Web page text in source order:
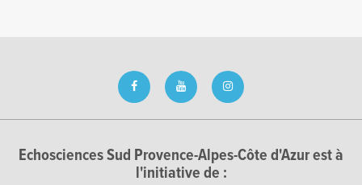
Echosciences Sud Provence-Alpes-Côte d'Azur est à
l'initiative de :